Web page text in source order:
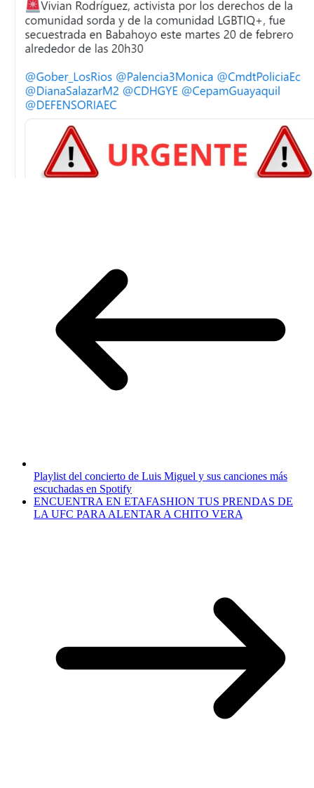
Playlist del concierto de Luis Miguel y sus canciones más
escuchadas en Spotify
ENCUENTRA EN ETAFASHION TUS PRENDAS DE
LA UFC PARA ALENTAR A CHITO VERA